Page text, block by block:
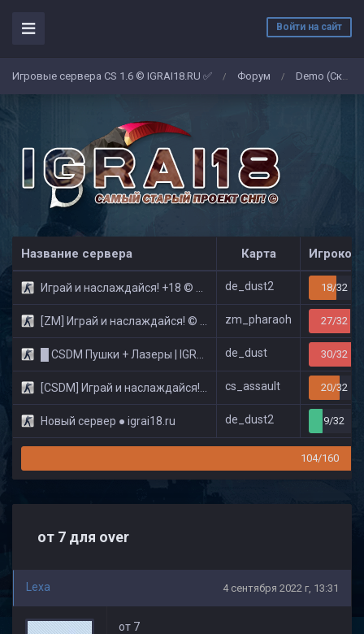
Войти на сайт
Игровые сервера CS 1.6 © IGRAI18.RU ✅ / Форум / Demo (Скриншоты)
Название сервера Карта Игроков
Играй и наслаждайся! +18 © Public de_dust2 18/32
[ZM] Играй и наслаждайся! © Zombie Show zm_pharaoh 27/32
█ CSDM Пушки + Лазеры | IGRAI18.RU ツ █ de_dust 30/32
[CSDM] Играй и наслаждайся! © Classic cs_assault 20/32
Новый сервер ● igrai18.ru de_dust2 9/32
104/160
от 7 для over
Lexa 4 сентября 2022 г, 13:31
от 7